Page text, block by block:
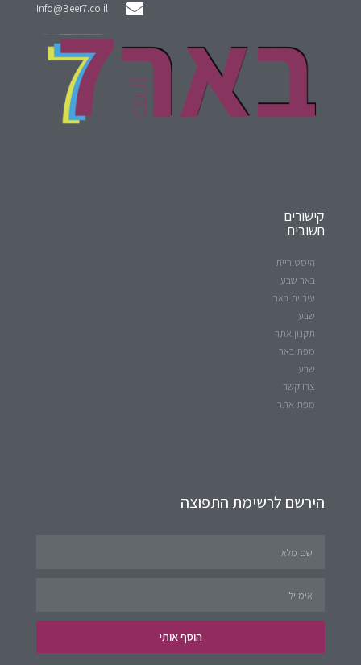
Info@Beer7.co.il
קישורים
חשובים
היסטוריית
באר שבע
עיריית באר
שבע
תקנון אתר
מפת באר
שבע
צרו קשר
מפת אתר
הירשם לרשימת התפוצה
הוסף אותי